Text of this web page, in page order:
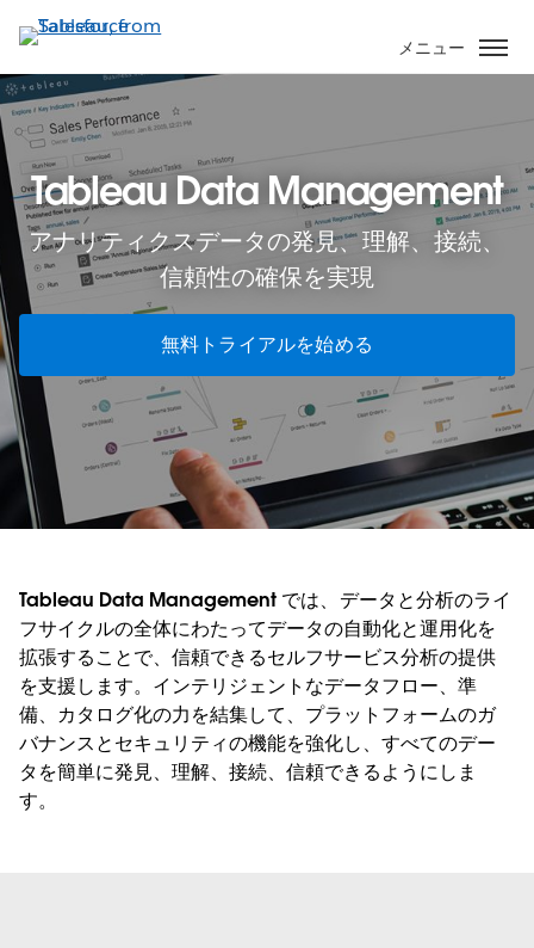
イ
ン
コ
ン
テ
ン
ツ
に
移
動
メニュー
Tableau Data Management
アナリティクスデータの発見、理解、接続、
信頼性の確保を実現
無料トライアルを始める
Tableau Data Management では、データと分析のライ
フサイクルの全体にわたってデータの自動化と運用化を
拡張することで、信頼できるセルフサービス分析の提供
を支援します。インテリジェントなデータフロー、準
備、カタログ化の力を結集して、プラットフォームのガ
バナンスとセキュリティの機能を強化し、すべてのデー
タを簡単に発見、理解、接続、信頼できるようにしま
す。